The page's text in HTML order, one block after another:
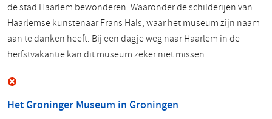
de stad Haarlem bewonderen. Waaronder de schilderijen van
Haarlemse kunstenaar Frans Hals, waar het museum zijn naam
aan te danken heeft. Bij een dagje weg naar Haarlem in de
herfstvakantie kan dit museum zeker niet missen.
Het Groninger Museum in Groningen